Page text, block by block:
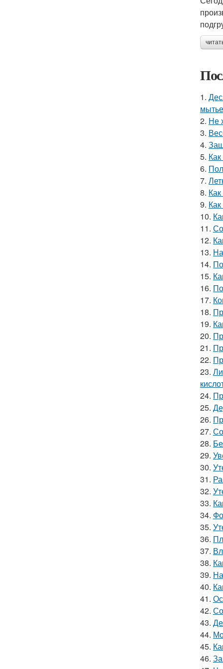
1.
2. Не
3.
4.
5.
6.
7.
8.
9.
10.
11.
12.
13.
14.
15.
16.
17.
18.
19.
20.
21.
22.
23.
24.
25.
26.
27.
28.
29.
30.
31.
32.
33.
34.
35.
36.
37.
38.
39.
40.
41.
42.
43.
44.
45.
46.